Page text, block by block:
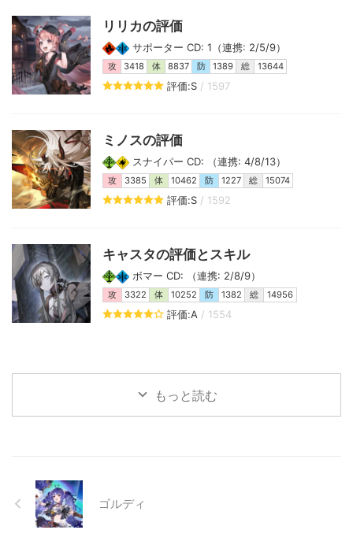
リリカの評価
サポーター CD: 1（連携: 2/5/9）
攻 3418 体 8837 防 1389 総 13644
評価:S / 1597
ミノスの評価
スナイパー CD: （連携: 4/8/13）
攻 3385 体 10462 防 1227 総 15074
評価:S / 1592
キャスタの評価とスキル
ボマー CD: （連携: 2/8/9）
攻 3322 体 10252 防 1382 総 14956
評価:A / 1554
もっと読む
ゴルディ